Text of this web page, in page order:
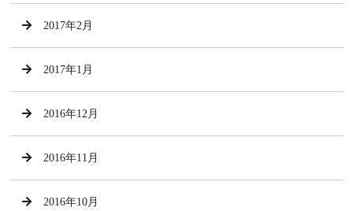
2017年2月
2017年1月
2016年12月
2016年11月
2016年10月